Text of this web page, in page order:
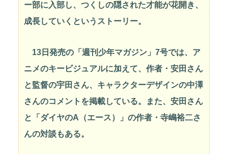
ー部に入部し、つくしの隠された才能が花開き、
成長していくというストーリー。
13日発売の「週刊少年マガジン」7号では、ア
ニメのキービジュアルに加えて、作者・安田さん
と監督の宇田さん、キャラクターデザインの中澤
さんのコメントを掲載している。また、安田さん
と「ダイヤのA（エース）」の作者・寺嶋裕二さ
んの対談もある。